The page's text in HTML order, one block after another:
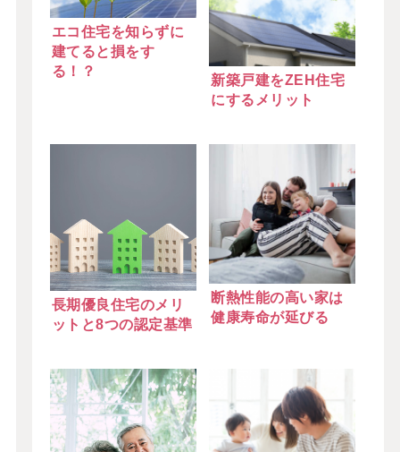
エコ住宅を知らずに
建てると損をす
る！？
新築戸建をZEH住宅
にするメリット
長期優良住宅のメリ
ットと8つの認定基準
断熱性能の高い家は
健康寿命が延びる